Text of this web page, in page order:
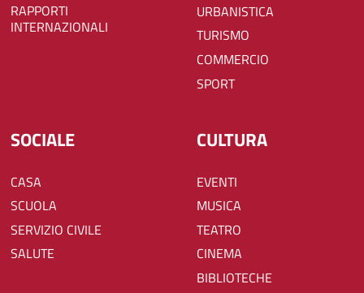
RAPPORTI
INTERNAZIONALI
URBANISTICA
TURISMO
COMMERCIO
SPORT
SOCIALE
CASA
SCUOLA
SERVIZIO CIVILE
SALUTE
CULTURA
EVENTI
MUSICA
TEATRO
CINEMA
BIBLIOTECHE